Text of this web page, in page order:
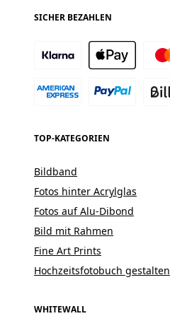
SICHER BEZAHLEN
TOP-KATEGORIEN
Bildband
Fotos hinter Acrylglas
Fotos auf Alu-Dibond
Bild mit Rahmen
Fine Art Prints
Hochzeitsfotobuch gestalten
WHITEWALL